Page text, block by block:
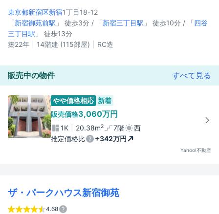
東京都新宿区新宿1丁目18-12
「新宿御苑前駅 」 徒歩3分 / 「新宿三丁目駅 」 徒歩10分 / 「四谷
三丁目駅 」 徒歩13分
築22年
14階建 (115部屋) RC造
販売中の物件 すべて見る
やや価格相応 新着
販売価格3,060万円
1K 20.38m2 7階
西
推定価格比
+342万円
Yahoo!不動産
ザ・パークハウス新宿御苑
4.68